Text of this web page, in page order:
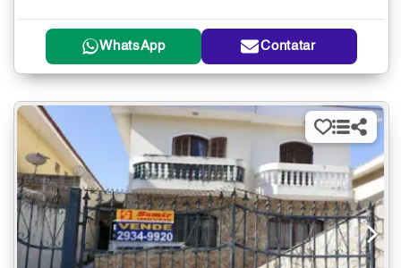
WhatsApp Contatar